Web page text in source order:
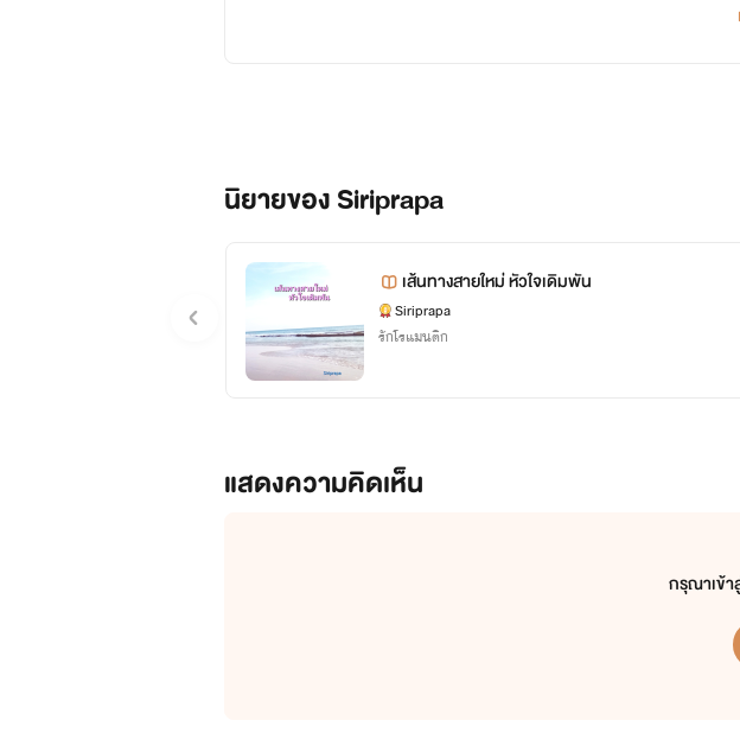
ยังคงเปิดแฟลซเซลล์และจัดโป
หลากหลายเรื่องราวความรู้สึกที่ถูกถ่ายทอดในนิยายของ
นิยายรัก โรแมนติก ผส
จบ
'คุณแฟนรับจ้าง'เป็นแค่เพียงแฟนรับจ้าง ที่ไม่อาจเอาใจเข้าเล่น และไม่อาจเปิดเผยเรื่องส่
เรื่องนี้จบไ
นิยายของ Siriprapa
เส้นทางสายใหม่ หัวใจเดิมพัน
Siriprapa
รักโรแมนติก
แสดงความคิดเห็น
กรุณาเข้า